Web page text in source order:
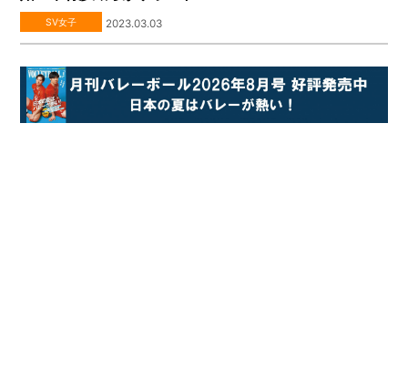
SV女子 2023.03.03